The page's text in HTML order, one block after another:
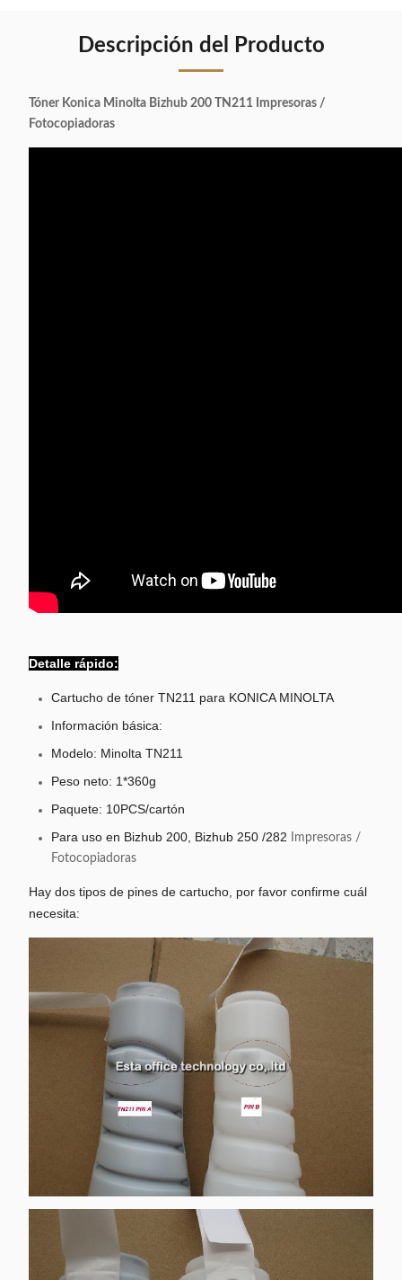
Descripción del Producto
Tóner Konica Minolta Bizhub 200 TN211 Impresoras /
Fotocopiadoras
Detalle rápido:
Cartucho de tóner TN211 para KONICA MINOLTA
Información básica:
Modelo: Minolta TN211
Peso neto: 1*360g
Paquete: 10PCS/cartón
Para uso en Bizhub 200, Bizhub 250 /282
Impresoras /
Fotocopiadoras
Hay dos tipos de pines de cartucho, por favor confirme cuál
necesita: